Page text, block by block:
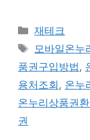
카
테
리
재테크
태
그
모바일온누
품권구입방법 ,
용처조회 , 온누
온누리상품권
권